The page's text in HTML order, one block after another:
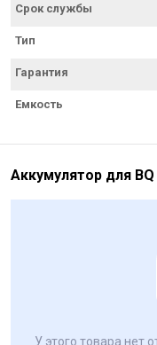
Срок службы
Тип
Гарантия
Емкость
Аккумулятор для
У этого товара нет